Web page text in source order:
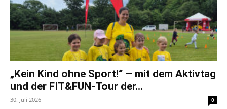
„Kein Kind ohne Sport!“ – mit dem Aktivtag
und der FIT&FUN-Tour der...
30. Juli 2026 0